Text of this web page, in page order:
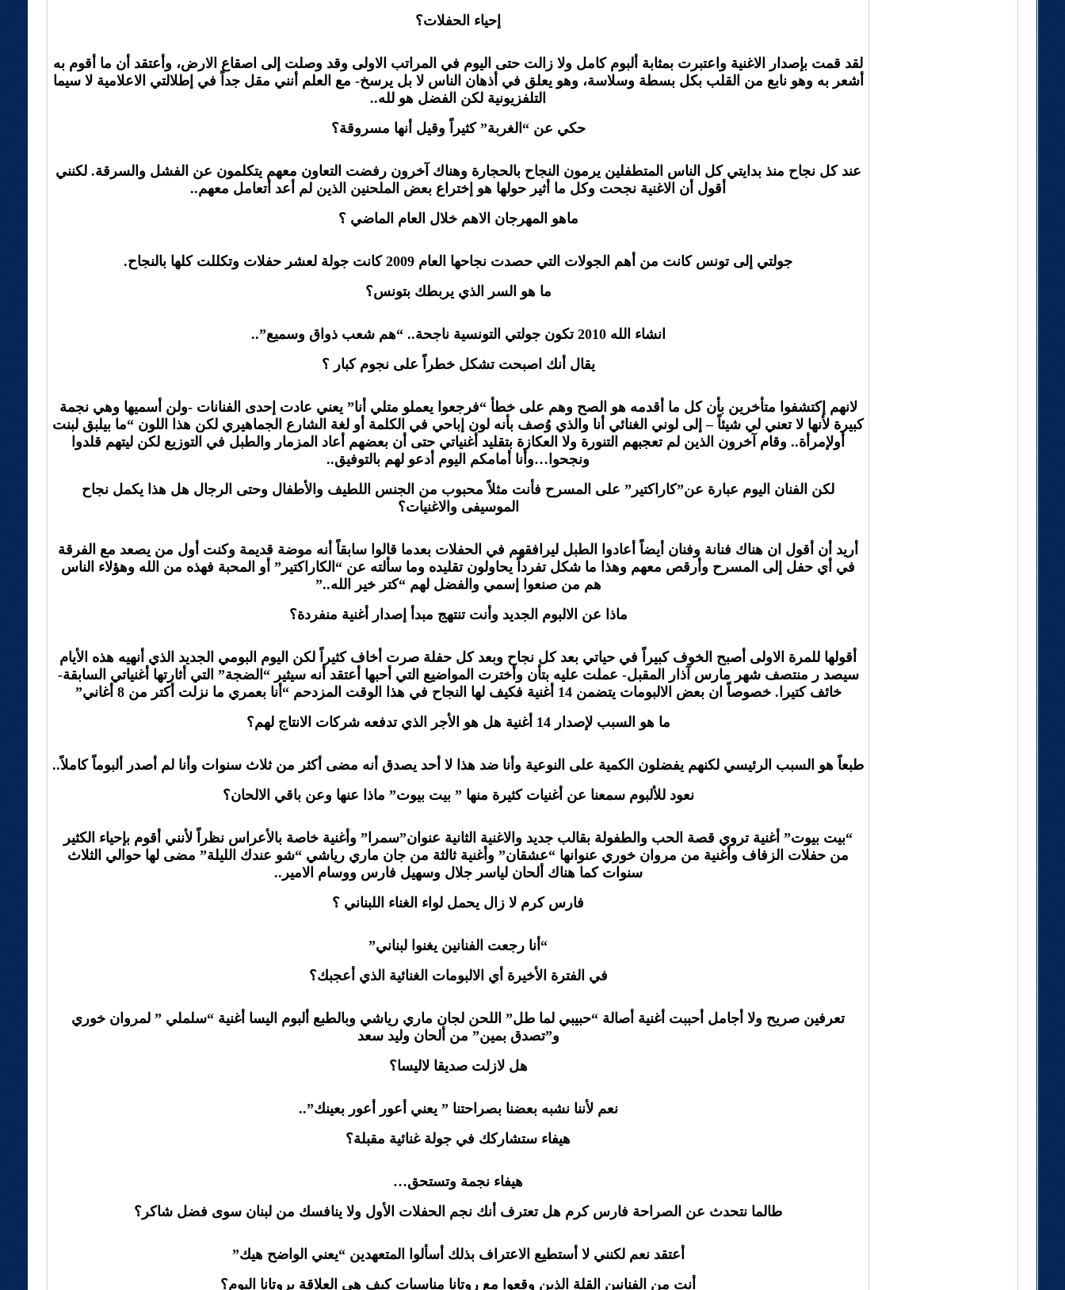
إحياء الحفلات؟
لقد قمت بإصدار الاغنية واعتبرت بمثابة ألبوم كامل ولا زالت حتى اليوم في المراتب الاولى وقد وصلت إلى اصقاع الارض، وأعتقد أن ما أقوم به
أشعر به وهو نابع من القلب بكل بسطة وسلاسة، وهو يعلق في أذهان الناس لا بل يرسخ- مع العلم أنني مقل جداً في إطلالتي الاعلامية لا سيما
التلفزيونية لكن الفضل هو لله..
حكي عن “الغربة” كثيراً وقيل أنها مسروقة؟
عند كل نجاح منذ بدايتي كل الناس المتطفلين يرمون النجاح بالحجارة وهناك آخرون رفضت التعاون معهم يتكلمون عن الفشل والسرقة. لكنني
أقول أن الاغنية نجحت وكل ما أثير حولها هو إختراع بعض الملحنين الذين لم أعد أتعامل معهم..
ماهو المهرجان الاهم خلال العام الماضي ؟
جولتي إلى تونس كانت من أهم الجولات التي حصدت نجاحها العام 2009 كانت جولة لعشر حفلات وتكللت كلها بالنجاح.
ما هو السر الذي يربطك بتونس؟
انشاء الله 2010 تكون جولتي التونسية ناجحة.. “هم شعب ذواق وسميع”..
يقال أنك اصبحت تشكل خطراً على نجوم كبار ؟
لانهم إكتشفوا متأخرين بأن كل ما أقدمه هو الصح وهم على خطأ “فرجعوا يعملو متلي أنا” يعني عادت إحدى الفنانات -ولن أسميها وهي نجمة
كبيرة لأنها لا تعني لي شيئاً – إلى لوني الغنائي أنا والذي وُصف بأنه لون إباحي في الكلمة أو لغة الشارع الجماهيري لكن هذا اللون “ما بيلبق لبنت
أولإمرأة.. وقام آخرون الذين لم تعجبهم التنورة ولا العكازة بتقليد أغنياتي حتى أن بعضهم أعاد المزمار والطبل في التوزيع لكن ليتهم قلدوا
ونجحوا…وأنا أمامكم اليوم أدعو لهم بالتوفيق..
لكن الفنان اليوم عبارة عن”كاراكتير” على المسرح فأنت مثلاً محبوب من الجنس اللطيف والأطفال وحتى الرجال هل هذا يكمل نجاح
الموسيفى والاغنيات؟
أريد أن أقول ان هناك فنانة وفنان أيضاً أعادوا الطبل ليرافقهم في الحفلات بعدما قالوا سابقاً أنه موضة قديمة وكنت أول من يصعد مع الفرقة
في أي حفل إلى المسرح وأرقص معهم وهذا ما شكل تفرداً يحاولون تقليده وما سألته عن “الكاراكتير” أو المحبة فهذه من الله وهؤلاء الناس
هم من صنعوا إسمي والفضل لهم “كتر خير الله..”
ماذا عن الالبوم الجديد وأنت تنتهج مبدأ إصدار أغنية منفردة؟
أقولها للمرة الاولى أصبح الخوف كبيراً في حياتي بعد كل نجاح وبعد كل حفلة صرت أخاف كثيراً لكن اليوم البومي الجديد الذي أنهيه هذه الأيام
سيصد ر منتصف شهر مارس آذار المقبل- عملت عليه بتأن وأخترت المواضيع التي أحبها أعتقد أنه سيثير “الضجة” التي أثارتها أغنياتي السابقة-
خائف كتيرا. خصوصاً ان بعض الالبومات يتضمن 14 أغنية فكيف لها النجاح في هذا الوقت المزدحم “أنا بعمري ما نزلت أكتر من 8 أغاني”
ما هو السبب لإصدار 14 أغنية هل هو الأجر الذي تدفعه شركات الانتاج لهم؟
طبعاً هو السبب الرئيسي لكنهم يفضلون الكمية على النوعية وأنا ضد هذا لا أحد يصدق أنه مضى أكثر من ثلاث سنوات وأنا لم أصدر ألبوماً كاملاً..
نعود للألبوم سمعنا عن أغنيات كثيرة منها ” بيت بيوت” ماذا عنها وعن باقي الالحان؟
“بيت بيوت” أغنية تروي قصة الحب والطفولة بقالب جديد والاغنية الثانية عنوان”سمرا” وأغنية خاصة بالأعراس نظراً لأنني أقوم بإحياء الكثير
من حفلات الزفاف وأغنية من مروان خوري عنوانها “عشقان” وأغنية ثالثة من جان ماري رياشي “شو عندك الليلة” مضى لها حوالي الثلاث
سنوات كما هناك ألحان لياسر جلال وسهيل فارس ووسام الامير..
فارس كرم لا زال يحمل لواء الغناء اللبناني ؟
“أنا رجعت الفنانين يغنوا لبناني”
في الفترة الأخيرة أي الالبومات الغنائية الذي أعجبك؟
تعرفين صريح ولا أجامل أحببت أغنية أصالة “حبيبي لما طل” اللحن لجان ماري رياشي وبالطبع ألبوم اليسا أغنية “سلملي ” لمروان خوري
و”تصدق بمين” من ألحان وليد سعد
هل لازلت صديقا لاليسا؟
نعم لأننا نشبه بعضنا بصراحتنا ” يعني أعور أعور بعينك”..
هيفاء ستشاركك في جولة غنائية مقبلة؟
هيفاء نجمة وتستحق…
طالما نتحدث عن الصراحة فارس كرم هل تعترف أنك نجم الحفلات الأول ولا ينافسك من لبنان سوى فضل شاكر؟
أعتقد نعم لكنني لا أستطيع الاعتراف بذلك أسألوا المتعهدين “يعني الواضح هيك”
أنت من الفنانين القلة الذين وقعوا مع روتانا مناسبات كيف هي العلاقة بروتانا اليوم؟